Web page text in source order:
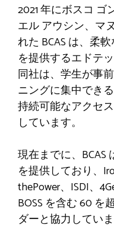
2021 年にボスコ
エル アウシン、マ
れた BCAS は、柔
を提供するエドテ
同社は、学生が事
ニングに集中でき
持続可能なアクセ
しています。
現在までに、BCAS
を提供しており、
thePower、ISDI、
BOSS を含む 60 を
ダーと協力していま